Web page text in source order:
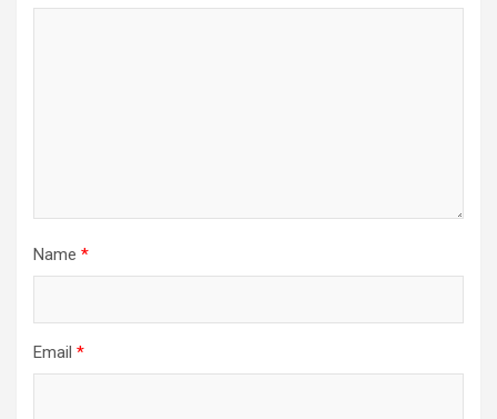
Name *
Email *